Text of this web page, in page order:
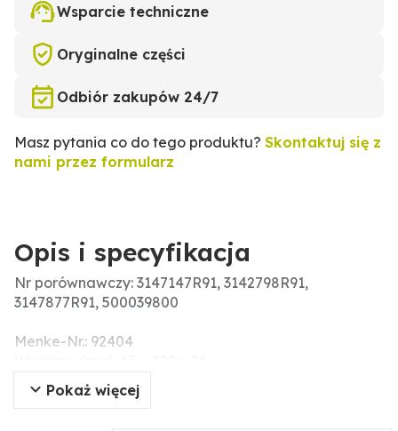
Wsparcie techniczne
Oryginalne części
Odbiór zakupów 24/7
Masz pytania co do tego produktu? Skontaktuj się z
nami przez formularz
Opis i specyfikacja
Nr porównawczy: 3147147R91, 3142798R91,
3147877R91, 500039800
Menke-Nr.: 92404
Pokaż więcej